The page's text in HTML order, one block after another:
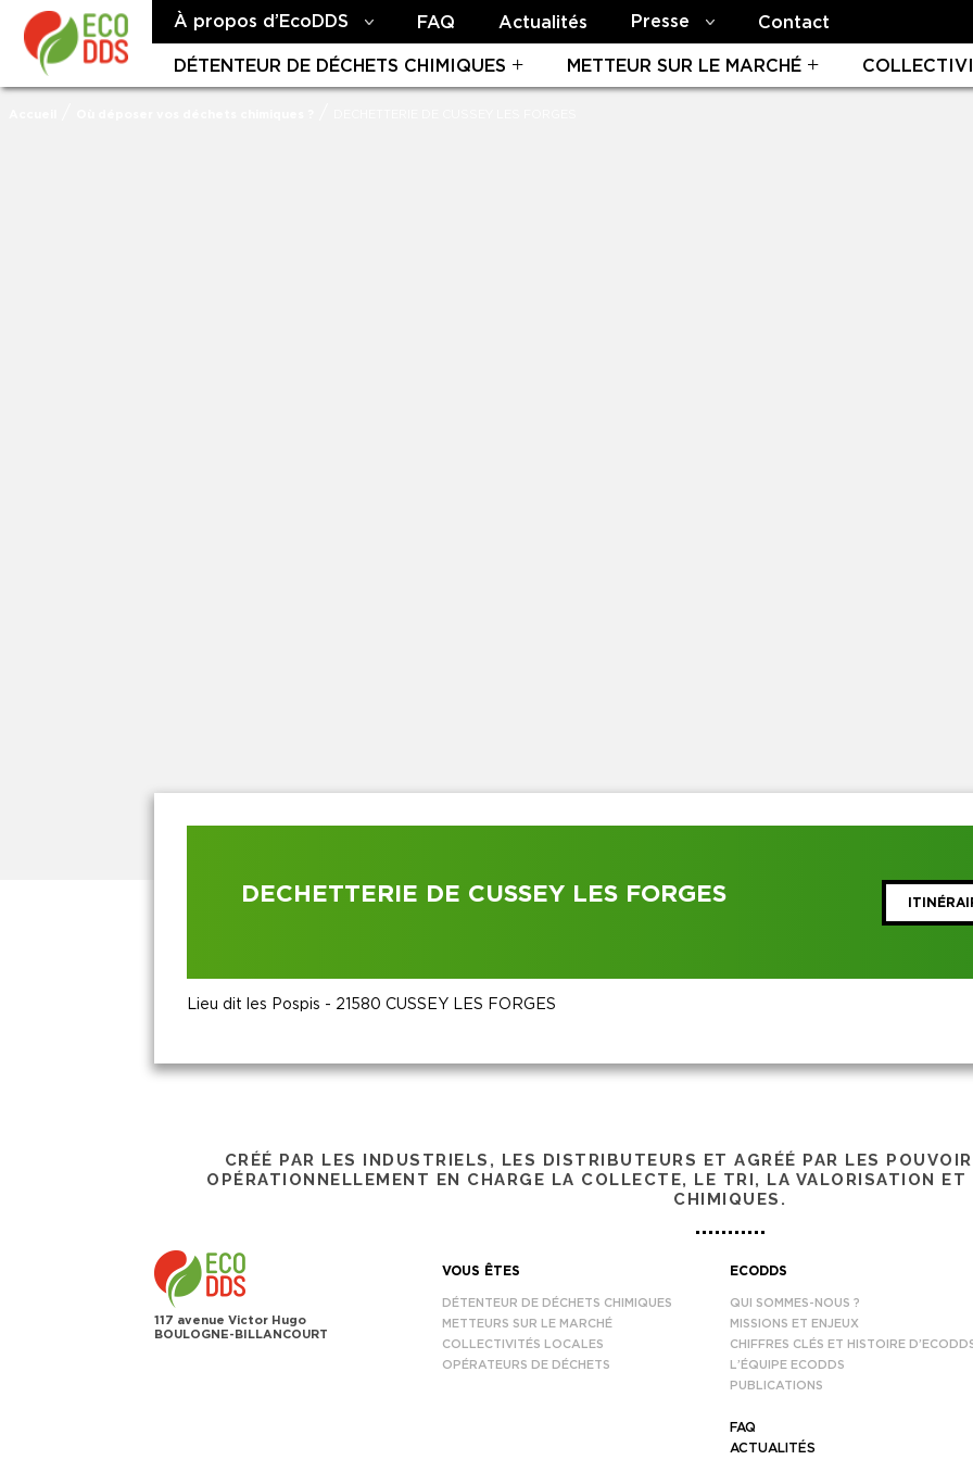
À propos d’EcoDDS FAQ Actualités Presse Contact
DÉTENTEUR DE DÉCHETS CHIMIQUES METTEUR SUR LE MARCHÉ
DECHETTERIE DE CUSSEY LES FORGES
Lieu dit les Pospis - 21580 CUSSEY LES FORGES
CRÉÉ PAR LES INDUSTRIELS, LES DISTRIBUTEURS ET AGRÉÉ PAR LES
OPÉRATIONNELLEMENT EN CHARGE LA COLLECTE, LE TRI, LA VALORISATION ET
CHIMIQUES.
117 avenue Victor Hugo
BOULOGNE-BILLANCOURT
VOUS ÊTES
DÉTENTEUR DE DÉCHETS CHIMIQUES
METTEURS SUR LE MARCHÉ
COLLECTIVITÉS LOCALES
OPÉRATEURS DE DÉCHETS
ECODDS
QUI SOMMES-NOUS ?
MISSIONS ET ENJEUX
CHIFFRES CLÉS ET HISTOIRE
L’ÉQUIPE ECODDS
PUBLICATIONS
FAQ
ACTUALITÉS